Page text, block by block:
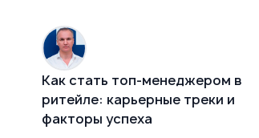
Как стать топ-менеджером в
ритейле: карьерные треки и
факторы успеха